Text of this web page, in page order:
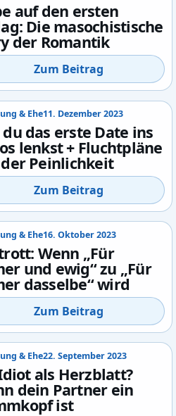
auf den ersten
Die masochistische
der Romantik
Zum Beitrag
& Ehe11. Dezember 2023
das erste Date ins
lenkst + Fluchtpläne
Peinlichkeit
Zum Beitrag
& Ehe16. Oktober 2023
Wenn „Für
und ewig“ zu „Für
dasselbe“ wird
Zum Beitrag
& Ehe22. September 2023
als Herzblatt?
dein Partner ein
ist